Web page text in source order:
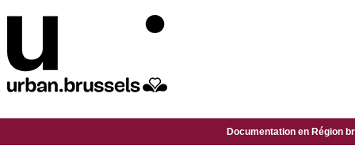
Documentation en Région